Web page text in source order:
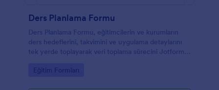
Ders Planlama Formu
Ders Planlama Formu, eğitimcilerin ve kurumların
ders hedeflerini, takvimini ve uygulama detaylarını
tek yerde toplayarak veri toplama sürecini Jotform
Go to Category:
Eğitim Formları